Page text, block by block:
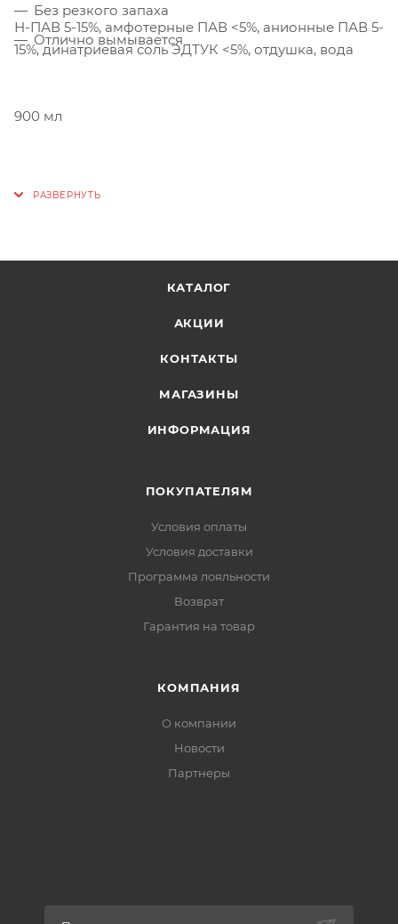
Без резкого запаха
Отлично вымывается
Н-ПАВ 5-15%, амфотерные ПАВ <5%, анионные ПАВ 5-
15%, динатриевая соль ЭДТУК <5%, отдушка, вода
900 мл
КАТАЛОГ
АКЦИИ
КОНТАКТЫ
МАГАЗИНЫ
ИНФОРМАЦИЯ
ПОКУПАТЕЛЯМ
Условия оплаты
Условия доставки
Программа лояльности
Возврат
Гарантия на товар
КОМПАНИЯ
О компании
Новости
Партнеры